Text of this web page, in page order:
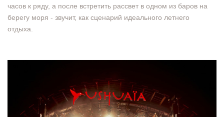
часов к ряду, а после встретить рассвет в одном из баров на
берегу моря - звучит, как сценарий идеального летнего
отдыха.